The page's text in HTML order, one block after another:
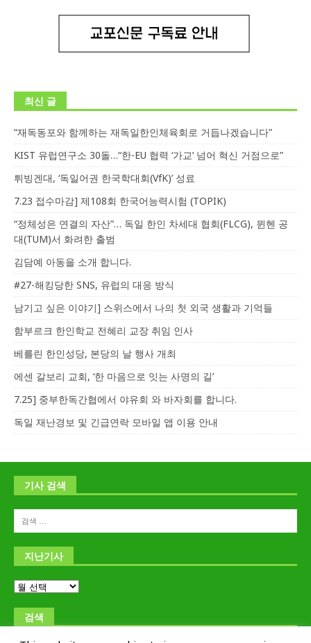
최신 글
“재독동포와 함께하는 재독일한인체육회로 거듭나겠습니다”
KIST 유럽연구소 30돌…“한-EU 협력 ‘가교’ 넘어 혁신 거점으로”
튀빙겐대, ‘독일어권 한국학대회(VfK)’ 성료
7.23 접수마감] 제108회 한국어능력시험 (TOPIK)
“정체성은 연결의 자산”… 독일 한인 차세대 협회(FLCG), 뮌헨 공
대(TUM)서 화려한 출범
김담예 아동을 소개 합니다.
#27-해킹당한 SNS, 유럽의 대응 방식
남기고 싶은 이야기] 스위스에서 나의 첫 외국 생활과 기억들
함부르크 한인학교 전혜리 교장 취임 인사
베를린 한인성당, 본당의 날 행사 개최
에센 갈보리 교회, ‘한 마음으로 잇는 사명의 길’
7.25] 중부한독간협에서 야유회 와 바자회를 합니다.
독일 재난경보 및 긴급연락 모바일 앱 이용 안내
기사 검색
지난기사
검색